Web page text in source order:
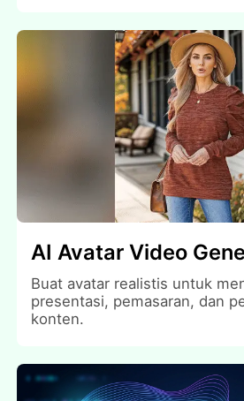
AI Avatar Video
Buat avatar realistis untuk
presentasi, pemasaran, dan
konten.